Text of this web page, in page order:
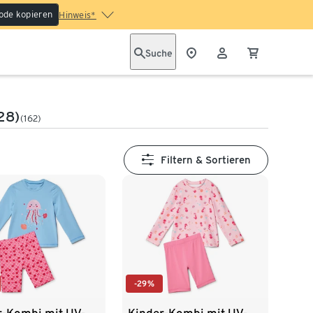
kopieren Hinweis*
Suche
(162)
Filtern & Sortieren
-29%